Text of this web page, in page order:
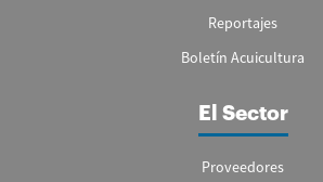
Reportajes
Boletín Acuicultura
El Sector
Proveedores